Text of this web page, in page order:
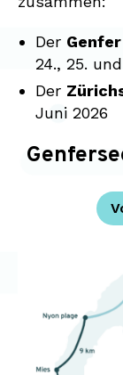
Der
24., 25.
Der
Juni 2026